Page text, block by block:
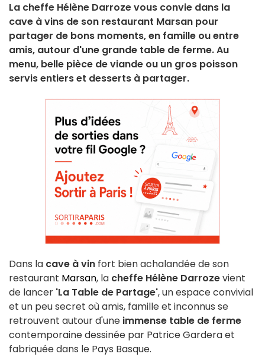
La cheffe Hélène Darroze vous convie dans la
cave à vins de son restaurant Marsan pour
partager de bons moments, en famille ou entre
amis, autour d'une grande table de ferme. Au
menu, belle pièce de viande ou un gros poisson
servis entiers et desserts à partager.
Dans la cave à vin fort bien achalandée de son
restaurant Marsan, la cheffe Hélène Darrozevient
de lancer 'La Table de Partage', un espace convivial
et un peu secret où amis, famille et inconnus se
retrouvent autour d'une immense table de ferme
contemporaine dessinée par Patrice Gardera et
fabriquée dans le Pays Basque.